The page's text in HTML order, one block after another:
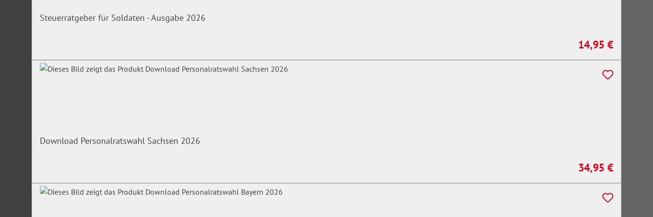
Steuerratgeber für Soldaten - Ausgabe 2026
Regulärer Preis:
14,95 €
Download Personalratswahl Sachsen 2026
Regulärer Preis:
34,95 €